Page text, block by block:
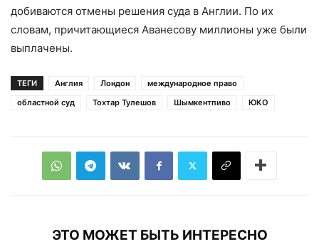
добиваются отмены решения суда в Англии. По их
словам, причитающиеся Аванесову миллионы уже были
выплачены.
ТЕГИ Англия Лондон
международное право
областной суд
Тохтар Тулешов Шымкентпиво ЮКО
ЭТО МОЖЕТ БЫТЬ ИНТЕРЕСНО